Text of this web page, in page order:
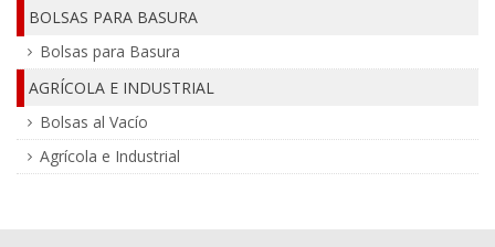
BOLSAS PARA BASURA
Bolsas para Basura
AGRÍCOLA E INDUSTRIAL
Bolsas al Vacío
Agrícola e Industrial